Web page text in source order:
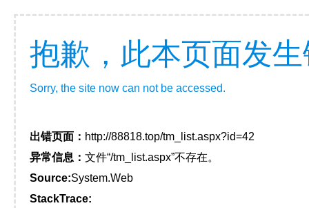
抱歉，此本页面发
Sorry, the site now can not be accessed.
出错页面： http://88818.top/tm_list.aspx?id=42
异常信息： 文件“/tm_list.aspx”不存在。
Source:System.Web
StackTrace: